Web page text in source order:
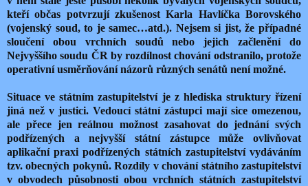
kteří občas potvrzují zkušenost Karla Havlíčka Borovského
(vojenský soud, to je samec…atd.). Nejsem si jist, že případné
sloučení obou vrchních soudů nebo jejich začlenění do
Nejvyššího soudu ČR by rozdílnost chování odstranilo, protože
operativní usměrňování názorů různých senátů není možné.
Situace ve státním zastupitelství je z hlediska struktury řízení
jiná než v justici. Vedoucí státní zástupci mají sice omezenou,
ale přece jen reálnou možnost zasahovat do jednání svých
podřízených a nejvyšší státní zástupce může ovlivňovat
aplikační praxi podřízených státních zastupitelství vydáváním
tzv. obecných pokynů. Rozdíly v chování státního zastupitelství
v obvodech působnosti obou vrchních státních zastupitelství